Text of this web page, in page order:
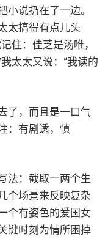
小说扔在了一边。
太搞得有点儿头
住：佳芝是汤唯，
太太又说：“我读的
了，而且是一口气
：有剧透，慎
法：截取一两个生
个场景来反映复杂
个有姿色的爱国女
键时刻为情所困掉